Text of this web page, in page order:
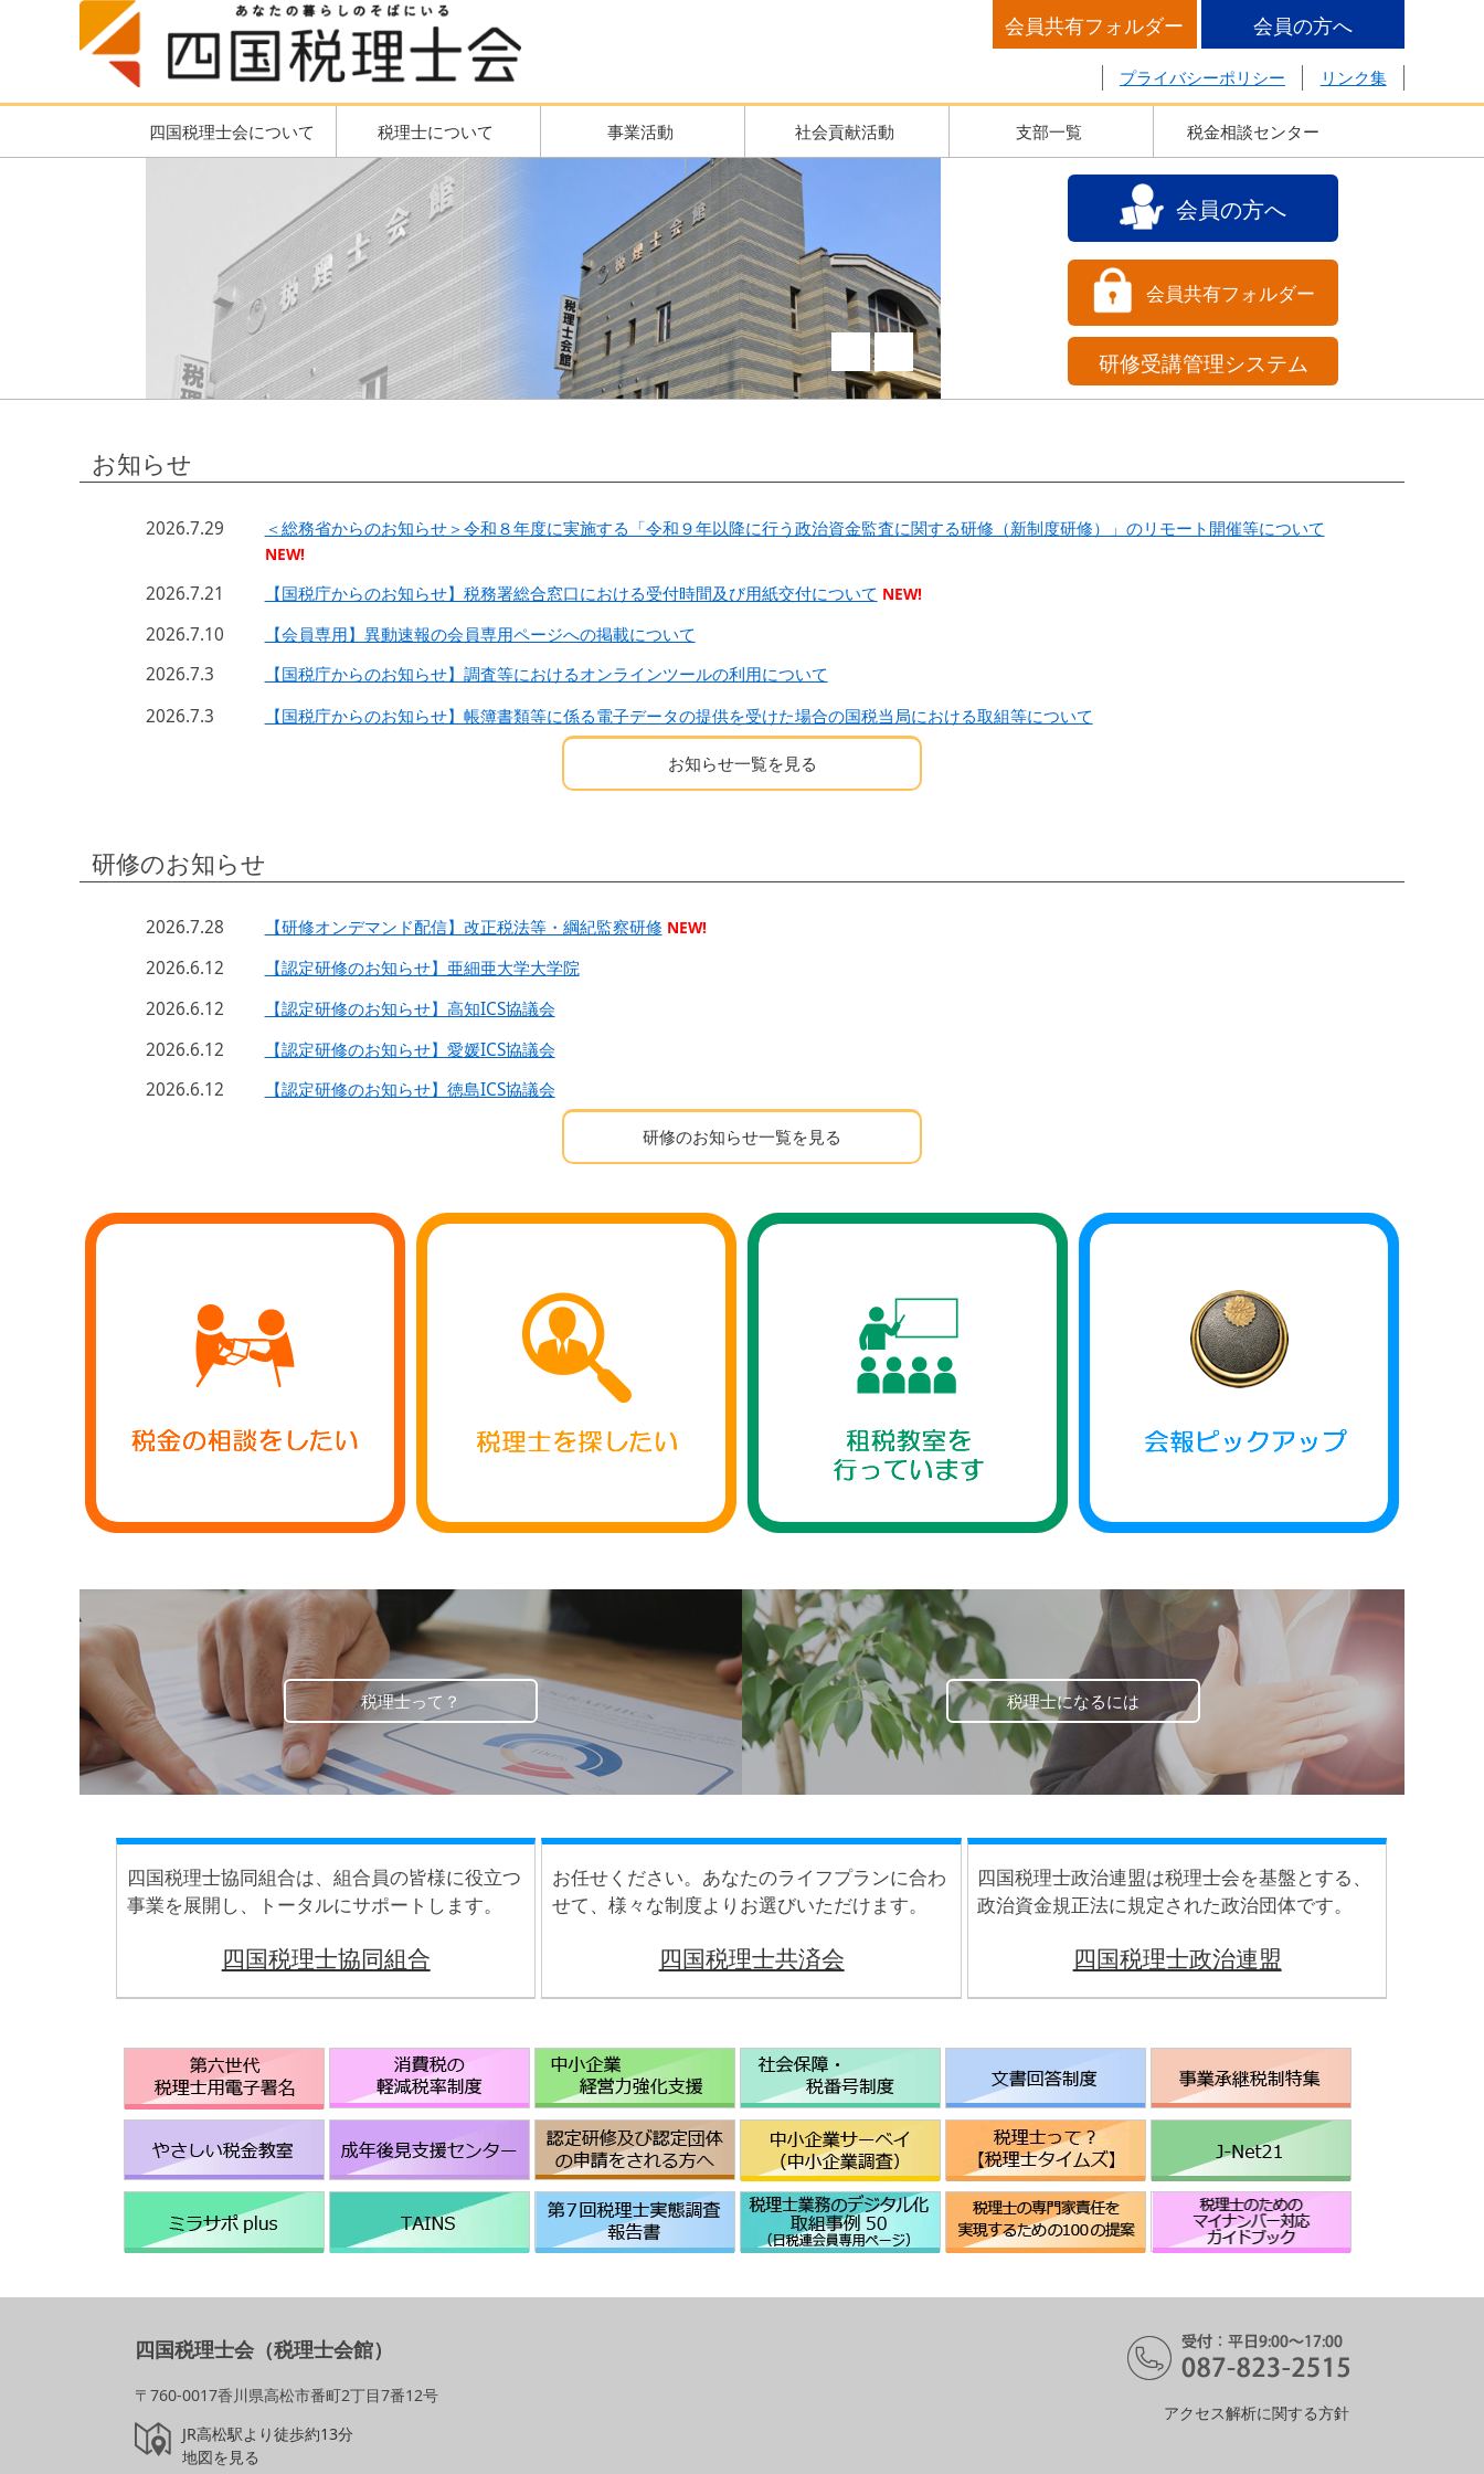
会員共有フォルダー 会員の方へ
リンク集
プライバシーポリシー
四国税理士会について 税理士について 事業活動 社会貢献活動 支部一覧 税金相談センター
会員の方へ
会員共有フォルダー
研修受講管理システム
お知らせ
2026.7.29 ＜総務省からのお知らせ＞令和８年度に実施する「令和９年以降に行う政治資金監査に関する研修（新制度研修）」のリモート開催等について
NEW!
2026.7.21 【国税庁からのお知らせ】税務署総合窓口における受付時間及び用紙交付について NEW!
2026.7.10
【会員専用】異動速報の会員専用ページへの掲載について
2026.7.3
【国税庁からのお知らせ】調査等におけるオンラインツールの利用について
2026.7.3
【国税庁からのお知らせ】帳簿書類等に係る電子データの提供を受けた場合の国税当局における取組等について
お知らせ一覧を見る
研修のお知らせ
2026.7.28 【研修オンデマンド配信】改正税法等・綱紀監察研修 NEW!
2026.6.12
【認定研修のお知らせ】亜細亜大学大学院
2026.6.12
【認定研修のお知らせ】高知ICS協議会
2026.6.12
【認定研修のお知らせ】愛媛ICS協議会
2026.6.12
【認定研修のお知らせ】徳島ICS協議会
研修のお知らせ一覧を見る
税理士って？ 税理士になるには
四国税理士協同組合は、組合員の皆様に役立つ
事業を展開し、トータルにサポートします。
四国税理士協同組合
お任せください。あなたのライフプランに合わ
せて、様々な制度よりお選びいただけます。
四国税理士共済会
四国税理士政治連盟は税理士会を基盤とする、
政治資金規正法に規定された政治団体です。
四国税理士政治連盟
アクセス解析に関する方針
四国税理士会（税理士会館）
〒760-0017香川県高松市番町2丁目7番12号
JR高松駅より徒歩約13分
地図を見る